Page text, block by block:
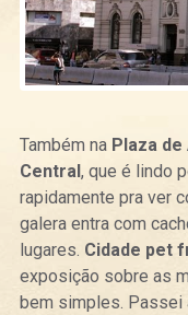
Também na Plaza
Central , que é lindo
rapidamente pra ver
galera entra com
lugares. Cidade pet
exposição sobre as
bem simples. Passei